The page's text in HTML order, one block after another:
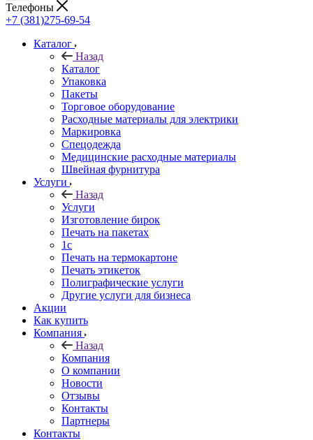
Телефоны
+7 (381)275-69-54
Каталог
Назад
Каталог
Упаковка
Пакеты
Торговое оборудование
Расходные материалы для электрики
Маркировка
Спецодежда
Медицинские расходные материалы
Швейная фурнитура
Услуги
Назад
Услуги
Изготовление бирок
Печать на пакетах
1c
Печать на термокартоне
Печать этикеток
Полиграфические услуги
Другие услуги для бизнеса
Акции
Как купить
Компания
Назад
Компания
О компании
Новости
Отзывы
Контакты
Партнеры
Контакты